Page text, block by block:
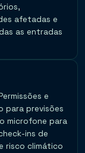
afetadas e
as entradas
e
para previsões
microfone para
ins de
risco climático